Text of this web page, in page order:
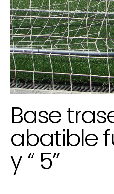
Base
abatible
y “ 5”